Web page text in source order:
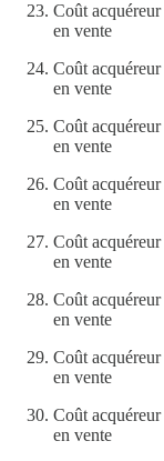
Coût acquéreur
en vente
Coût acquéreur
en vente
Coût acquéreur
en vente
Coût acquéreur
en vente
Coût acquéreur
en vente
Coût acquéreur
en vente
Coût acquéreur
en vente
Coût acquéreur
en vente